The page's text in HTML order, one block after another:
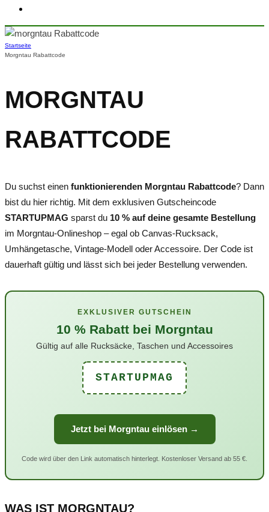
Startseite
Morgntau Rabattcode
MORGNTAU
RABATTCODE
Du suchst einen funktionierenden Morgntau Rabattcode? Dann
bist du hier richtig. Mit dem exklusiven Gutscheincode
STARTUPMAG sparst du 10 % auf deine gesamte Bestellung
im Morgntau-Onlineshop – egal ob Canvas-Rucksack,
Umhängetasche, Vintage-Modell oder Accessoire. Der Code ist
dauerhaft gültig und lässt sich bei jeder Bestellung verwenden.
EXKLUSIVER GUTSCHEIN
10 % Rabatt bei Morgntau
Gültig auf alle Rucksäcke, Taschen und Accessoires
STARTUPMAG
Jetzt bei Morgntau einlösen →
Code wird über den Link automatisch hinterlegt. Kostenloser Versand ab 55 €.
WAS IST MORGNTAU?